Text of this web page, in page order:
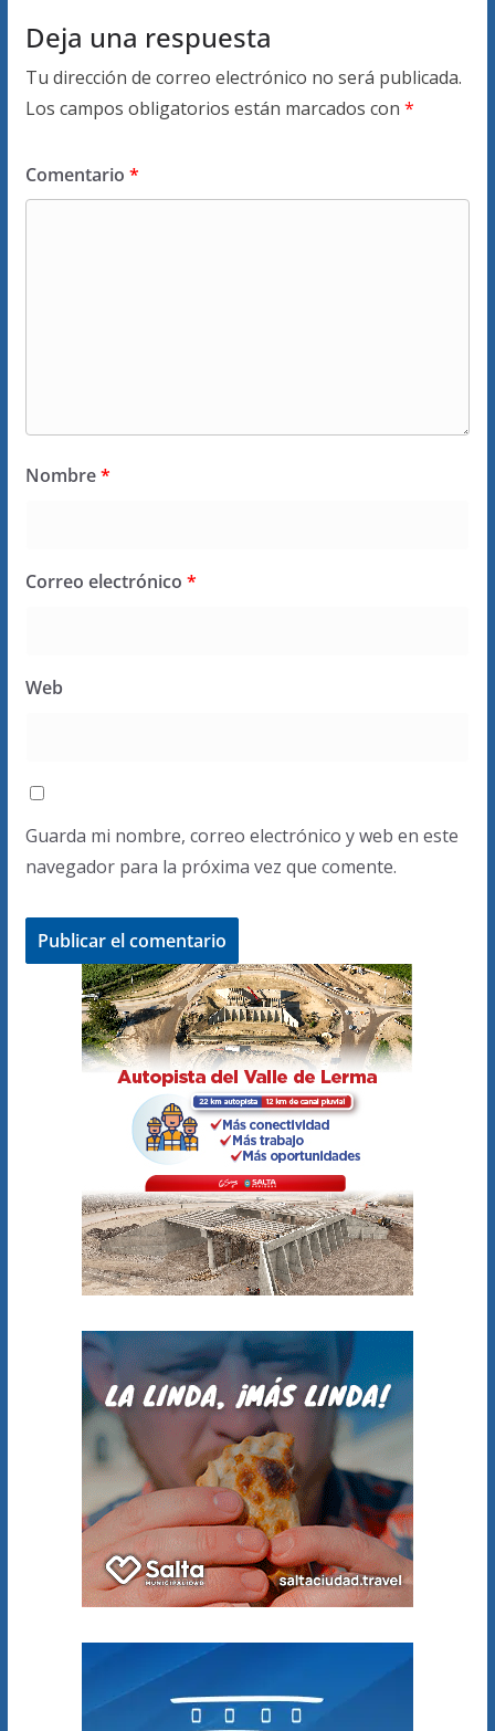
Deja una respuesta
Tu dirección de correo electrónico no será publicada.
Los campos obligatorios están marcados con *
Comentario *
Nombre*
Correo electrónico *
Web
Guarda mi nombre, correo electrónico y web en este
navegador para la próxima vez que comente.